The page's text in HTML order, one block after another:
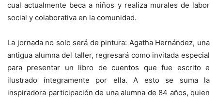
cual actualmente beca a niños y realiza murales de labor
social y colaborativa en la comunidad.
La jornada no solo será de pintura: Agatha Hernández, una
antigua alumna del taller, regresará como invitada especial
para presentar un libro de cuentos que fue escrito e
ilustrado íntegramente por ella. A esto se suma la
inspiradora participación de una alumna de 84 años, quien